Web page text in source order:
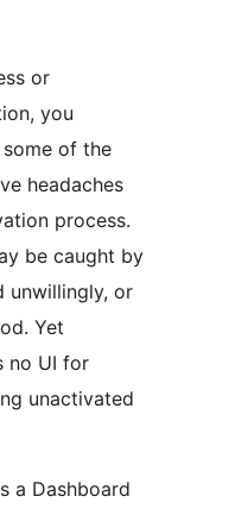
or
you
of the
headaches
process.
be caught by
unwillingly, or
Yet
no UI for
unactivated
a Dashboard